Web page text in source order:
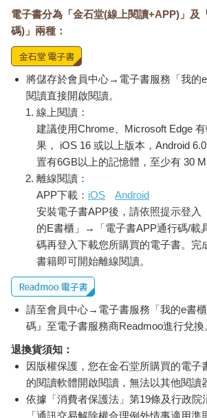
電子書分為「金石堂(線上閱讀+APP)」及
碼)」兩種：
將儲存於會員中心→電子書服務「我的
閱讀直接開啟閱讀。
線上閱讀：
建議使用Chrome、Microsoft Edge
果， iOS 16 或以上版本，Android
置有6GB以上的記憶體，至少有 30
離線閱讀：
APP下載： iOS
Android
安裝電子書APP後，請依照提示登
的E書櫃」→「電子書APP通行碼/載
碼再登入下載您所購買的電子書。完
書籍即可開始離線閱讀。
請至會員中心→電子書服務「我的e書
碼』至電子書服務商Readmoo進行兌換
退換貨須知：
因版權保護，您在金石堂所購買的電子
的閱讀軟體開啟閱讀，無法以其他閱讀
依據「消費者保護法」第19條及行政院
「通訊交易解除權合理例外情事適用